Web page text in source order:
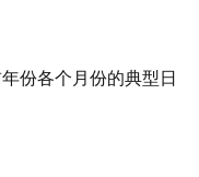
份各个月份的典型日